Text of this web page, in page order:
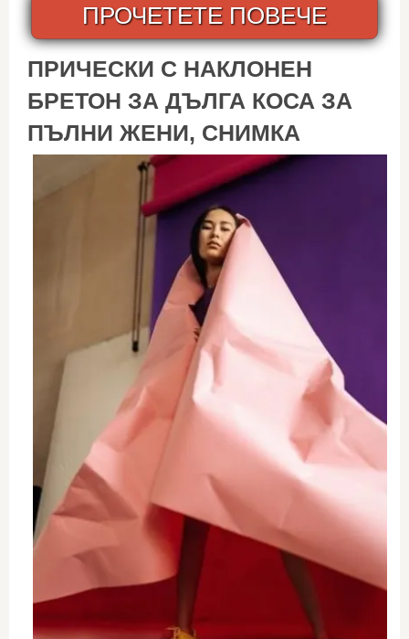
ПРОЧЕТЕТЕ ПОВЕЧЕ
ПРИЧЕСКИ С НАКЛОНЕН
БРЕТОН ЗА ДЪЛГА КОСА ЗА
ПЪЛНИ ЖЕНИ, СНИМКА